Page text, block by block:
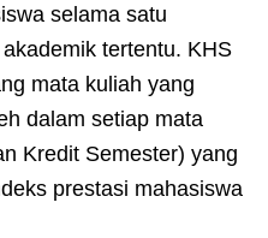
selama satu
tertentu. KHS
mata kuliah yang
dalam setiap mata
Kredit Semester) yang
prestasi mahasiswa